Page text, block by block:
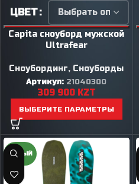
ЦВЕТ
Capita сноуборд мужской
Ultrafear
Сноубординг, Сноуборды
Артикул: 21040300
309 900 KZT
ВЫБЕРИТЕ ПАРАМЕТРЫ
НОВЫЙ